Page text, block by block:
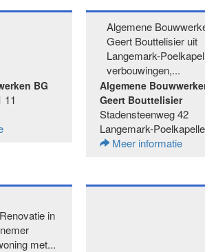
BG
11
Algemene
Geert Bouttelisier uit
Langemark-
verbouwingen,...
Algemene
Geert Bouttelisier
Stadensteenweg 42
Langemark-Poelkapelle
Meer informatie
in
met...